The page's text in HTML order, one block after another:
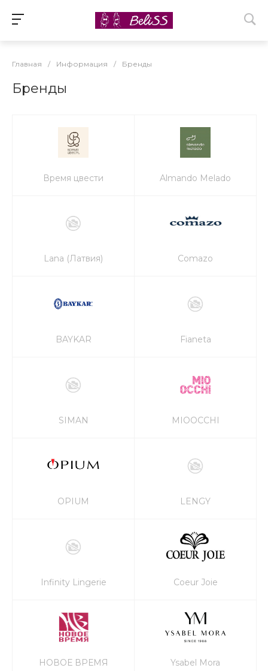
Главная / Информация / Бренды
Бренды
Время цвести Almando Melado
Lana (Латвия) Comazo
BAYKAR Fianeta
SIMAN MIOOCCHI
OPIUM LENGY
Infinity Lingerie Coeur Joie
НОВОЕ ВРЕМЯ Ysabel Mora